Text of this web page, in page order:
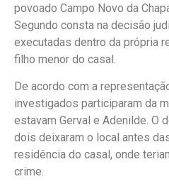
povoado Campo Novo da
Segundo consta na decisão
executadas dentro da própria
filho menor do casal.
De acordo com a
investigados participaram da
estavam Gerval e Adenilde. O
dois deixaram o local antes
residência do casal, onde
crime.